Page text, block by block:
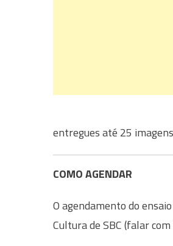
entregues até 25
COMO AGENDAR
O agendamento do
Cultura de SBC (falar